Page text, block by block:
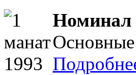
Номинал